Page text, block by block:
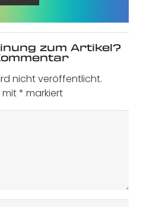
zum Artikel?
nicht veröffentlicht.
mit* markiert